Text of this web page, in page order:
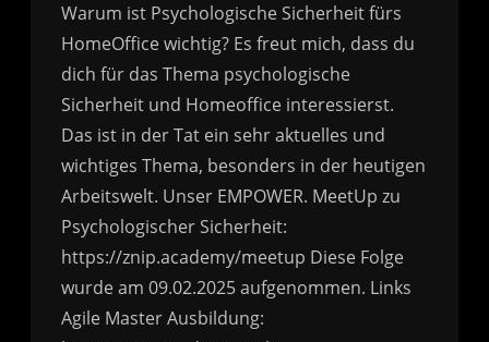
Warum ist Psychologische Sicherheit fürs
HomeOffice wichtig? Es freut mich, dass du
dich für das Thema psychologische
Sicherheit und Homeoffice interessierst.
Das ist in der Tat ein sehr aktuelles und
wichtiges Thema, besonders in der heutigen
Arbeitswelt. Unser EMPOWER. MeetUp zu
Psychologischer Sicherheit:
https://znip.academy/meetup Diese Folge
wurde am 09.02.2025 aufgenommen. Links
Agile Master Ausbildung: